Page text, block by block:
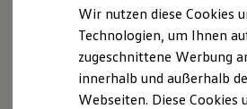
Laden unterwegs
Laden Zuhause
Ladestationen finden
Ladezeitensimulator
Batterie
Sicherheit
Wir nutzen diese Cookies
Technologien, um Ihnen
zugeschnittene Werbung
innerhalb und außerhalb
Webseiten. Diese Cookies